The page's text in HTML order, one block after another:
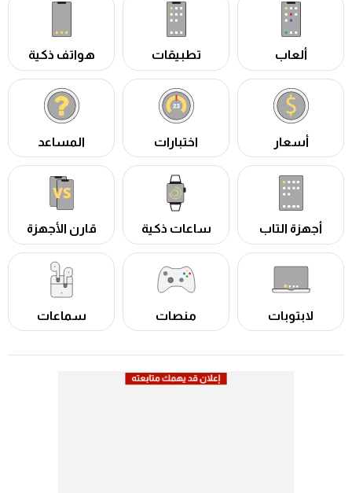
ألعاب تطبيقات هواتف ذكية
أسعار اختبارات المساعد
أجهزة التاب ساعات ذكية قارن الأجهزة
لابتوبات منصات سماعات